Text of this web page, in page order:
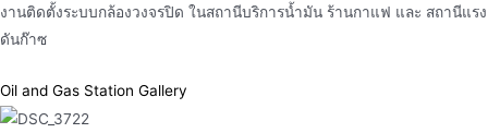
งานติดตั้งระบบกล้องวงจรปิด ในสถานีบริการน้ำมัน ร้านกาแฟ และ สถานีแรง
ดันก๊าซ
Oil and Gas Station Gallery